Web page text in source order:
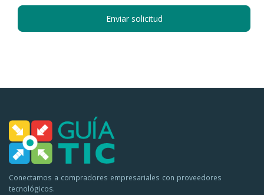
Enviar solicitud
Conectamos a compradores empresariales con proveedores
tecnológicos.